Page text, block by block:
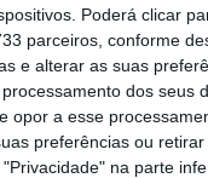
Poderá clicar
parceiros, conforme
e alterar as suas
dos seus
opor a esse
preferências ou
na parte
inclusão,
jovens